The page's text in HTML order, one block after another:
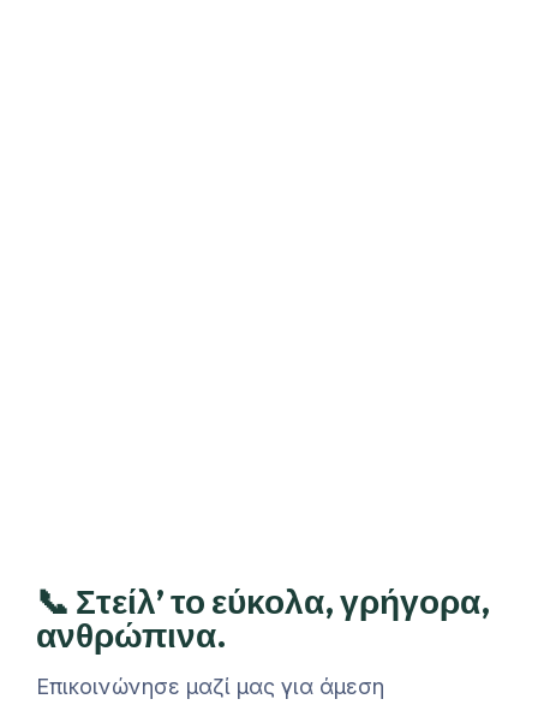
📞 Στείλ’ το εύκολα, γρήγορα,
ανθρώπινα.
Επικοινώνησε μαζί μας για άμεση